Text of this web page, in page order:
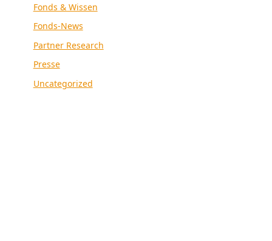
Fonds & Wissen
Fonds-News
Partner Research
Presse
Uncategorized